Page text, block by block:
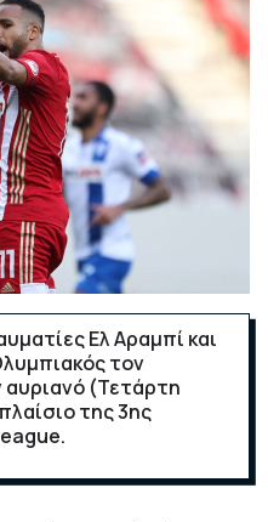
Ελ Αραμπί και
τον
(Τετάρτη
της 3ης